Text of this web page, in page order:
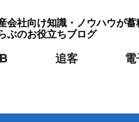
会社向け知識・ノウハウが蓄
ぶのお役立ちブログ
追客 電